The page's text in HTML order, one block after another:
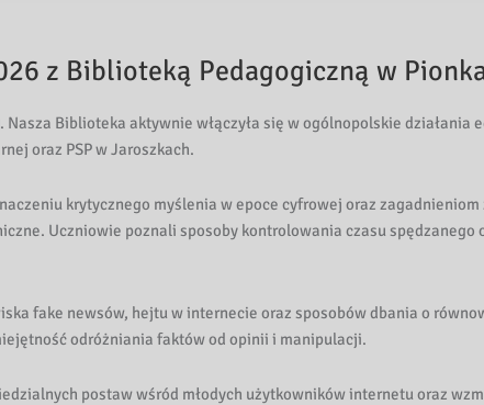
z Biblioteką Pedagogiczną w
. Nasza Biblioteka aktywnie włączyła się w ogólnopolskie
oraz PSP w Jaroszkach.
krytycznego myślenia w epoce cyfrowej oraz
Uczniowie poznali sposoby kontrolowania czasu
fake newsów, hejtu w internecie oraz sposobów dbania o
odróżniania faktów od opinii i manipulacji.
postaw wśród młodych użytkowników internetu oraz